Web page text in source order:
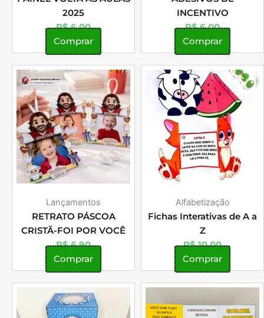
2025
R$6,00
Comprar
INCENTIVO
R$6,00
Comprar
Lançamentos
RETRATO PÁSCOA
CRISTÃ-FOI POR VOCÊ
R$6,90
Comprar
Alfabetização
Fichas Interativas de A a
Z
R$10,00
Comprar